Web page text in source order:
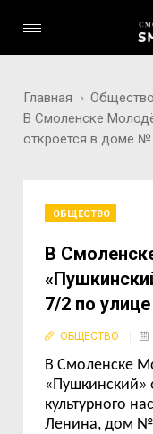
Главная
Общество
В Смоленске
откроется в доме
ОБЩЕСТВО
В
7/2 по
ОБЩЕСТВО
В Смоленске
«Пушкинский»
культурного
Ленина, дом №